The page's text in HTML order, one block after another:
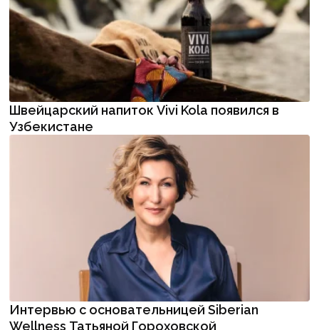
Швейцарский напиток Vivi Kola появился в
Узбекистане
Интервью с основательницей Siberian
Wellness Татьяной Гороховской